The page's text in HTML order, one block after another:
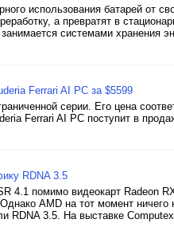
использования батарей от
а превратят в
системами хранения
Ferrari AI PC за $5599
серии. Его цена
Ferrari AI PC поступит в
RDNA 3.5
4.1 помимо видеокарт Radeon
AMD на тот момент ничего
RDNA 3.5. На выставке